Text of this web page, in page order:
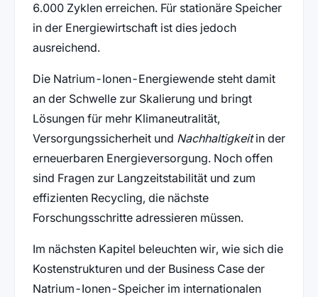
6.000 Zyklen erreichen. Für stationäre Speicher
in der Energiewirtschaft ist dies jedoch
ausreichend.
Die Natrium-Ionen-Energiewende steht damit
an der Schwelle zur Skalierung und bringt
Lösungen für mehr Klimaneutralität,
Versorgungssicherheit und Nachhaltigkeitin der
erneuerbaren Energieversorgung. Noch offen
sind Fragen zur Langzeitstabilität und zum
effizienten Recycling, die nächste
Forschungsschritte adressieren müssen.
Im nächsten Kapitel beleuchten wir, wie sich die
Kostenstrukturen und der Business Case der
Natrium-Ionen-Speicher im internationalen